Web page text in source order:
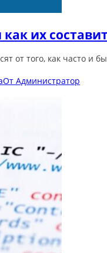
их
от того, как часто
От Администратор